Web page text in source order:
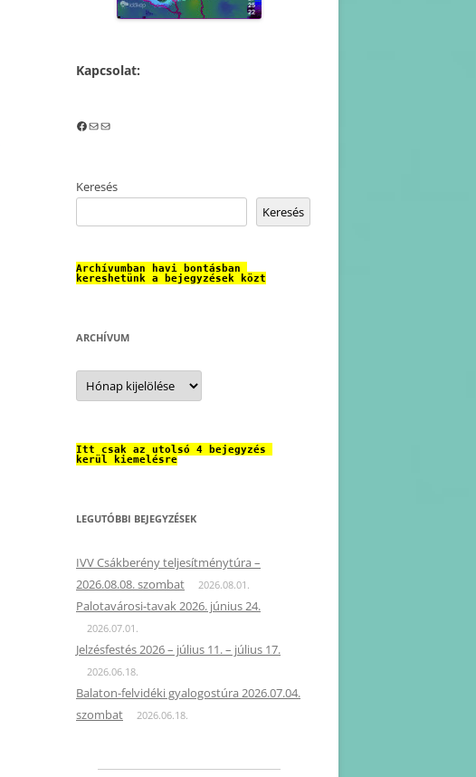
Kapcsolat:
Facebook
Mail
Mail
Keresés
Keresés
Archívumban havi bontásban
kereshetünk a bejegyzések közt
ARCHÍVUM
Archívum
Itt csak az utolsó 4 bejegyzés
kerül kiemelésre
LEGUTÓBBI BEJEGYZÉSEK
IVV Csákberény teljesítménytúra –
2026.08.08. szombat
2026.08.01.
Palotavárosi-tavak 2026. június 24.
2026.07.01.
Jelzésfestés 2026 – július 11. – július 17.
2026.06.18.
Balaton-felvidéki gyalogostúra 2026.07.04.
szombat
2026.06.18.